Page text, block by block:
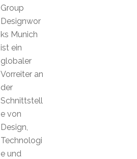
Group
Designwor
ks Munich
ist ein
globaler
Vorreiter an
der
Schnittstell
e von
Design,
Technologi
e und